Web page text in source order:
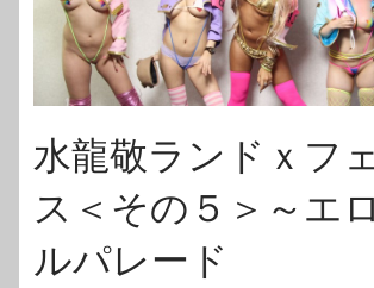
水龍敬ランドｘフ
ス＜その５＞～エ
ルパレード